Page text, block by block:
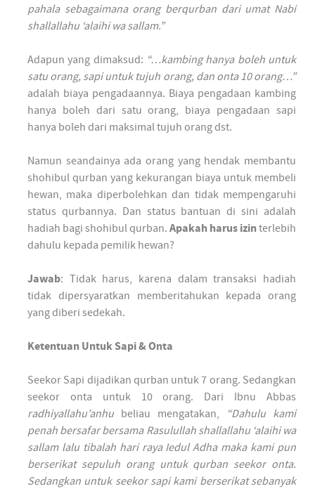
pahala sebagaimana orang berqurban dari umat Nabi
shallallahu ‘alaihi wa sallam.”
Adapun yang dimaksud: “…kambing hanya boleh untuk
satu orang, sapi untuk tujuh orang, dan onta 10 orang…”
adalah biaya pengadaannya. Biaya pengadaan kambing
hanya boleh dari satu orang, biaya pengadaan sapi
hanya boleh dari maksimal tujuh orang dst.
Namun seandainya ada orang yang hendak membantu
shohibul qurban yang kekurangan biaya untuk membeli
hewan, maka diperbolehkan dan tidak mempengaruhi
status qurbannya. Dan status bantuan di sini adalah
hadiah bagi shohibul qurban. Apakah harus izinterlebih
dahulu kepada pemilik hewan?
Jawab: Tidak harus, karena dalam transaksi hadiah
tidak dipersyaratkan memberitahukan kepada orang
yang diberi sedekah.
Ketentuan Untuk Sapi & Onta
Seekor Sapi dijadikan qurban untuk 7 orang. Sedangkan
seekor onta untuk 10 orang. Dari Ibnu Abbas
radhiyallahu’anhubeliau mengatakan,
“Dahulu kami
penah bersafar bersama Rasulullah shallallahu ‘alaihi wa
sallam lalu tibalah hari raya Iedul Adha maka kami pun
berserikat sepuluh orang untuk qurban seekor onta.
Sedangkan untuk seekor sapi kami berserikat sebanyak